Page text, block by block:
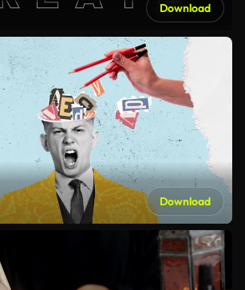
Download
Download